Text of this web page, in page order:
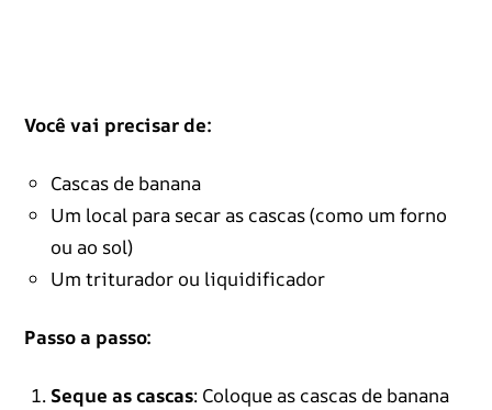
Você vai precisar de:
Cascas de banana
Um local para secar as cascas (como um forno
ou ao sol)
Um triturador ou liquidificador
Passo a passo:
Seque as cascas: Coloque as cascas de banana